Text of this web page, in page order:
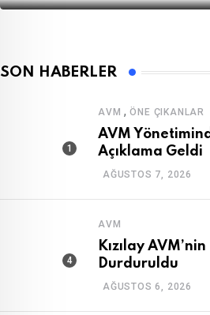
SON HABERLER
AVM ,ÖNE ÇIKANLAR
AVM
Açıklama Geldi
AĞUSTOS 7, 2026
AVM
Kızılay
Durduruldu
AĞUSTOS 6, 2026